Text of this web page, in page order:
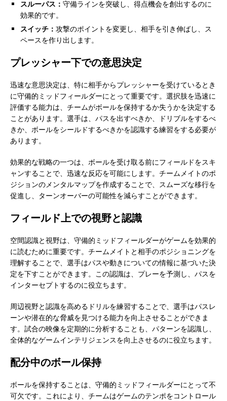
スルーパス： 守備ラインを突破し、得点機会を創出するのに
効果的です。
スイッチ： 攻撃のポイントを変更し、相手を引き伸ばし、ス
ペースを作り出します。
プレッシャー下での意思決定
迅速な意思決定は、特に相手からプレッシャーを受けているとき
に守備的ミッドフィールダーにとって重要です。選択肢を迅速に
評価する能力は、チームがボールを保持するか失うかを決定する
ことがあります。選手は、パスを出すべきか、ドリブルをするべ
きか、ボールをシールドするべきかを認識する練習をする必要が
あります。
効果的な戦略の一つは、ボールを受け取る前にフィールドをスキ
ャンすることで、迅速な反応を可能にします。チームメイトのポ
ジションのメンタルマップを作成することで、スムーズな移行を
促進し、ターンオーバーの可能性を減らすことができます。
フィールド上での視野と認識
空間認識と視野は、守備的ミッドフィールダーがゲームを効果的
に読むために重要です。チームメイトと相手のポジショニングを
理解することで、選手はパスや動きについての情報に基づいた決
定を下すことができます。この認識は、プレーを予測し、パスを
インターセプトするのに役立ちます。
周辺視野と認識を高めるドリルを練習することで、選手はパスレ
ーンや潜在的な脅威を見つける能力を向上させることができま
す。試合の映像を定期的に分析することも、パターンを認識し、
全体的なゲームインテリジェンスを向上させるのに役立ちます。
配分中のボール保持
ボールを保持することは、守備的ミッドフィールダーにとって不
可欠です。これにより、チームはゲームのテンポをコントロール